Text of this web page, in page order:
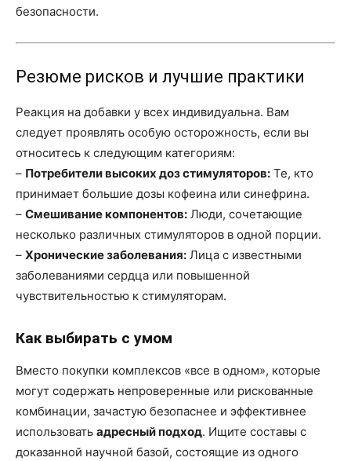
безопасности.
Резюме рисков и лучшие практики
Реакция на добавки у всех индивидуальна. Вам
следует проявлять особую осторожность, если вы
относитесь к следующим категориям:
– Потребители высоких доз стимуляторов: Те, кто
принимает большие дозы кофеина или синефрина.
– Смешивание компонентов: Люди, сочетающие
несколько различных стимуляторов в одной порции.
– Хронические заболевания: Лица с известными
заболеваниями сердца или повышенной
чувствительностью к стимуляторам.
Как выбирать с умом
Вместо покупки комплексов «все в одном», которые
могут содержать непроверенные или рискованные
комбинации, зачастую безопаснее и эффективнее
использовать адресный подход. Ищите составы с
доказанной научной базой, состоящие из одного